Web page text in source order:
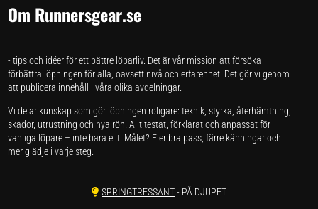
Om Runnersgear.se
- tips och idéer för ett bättre löparliv. Det är vår mission att försöka
förbättra löpningen för alla, oavsett nivå och erfarenhet. Det gör vi genom
att publicera innehåll i våra olika avdelningar.
Vi delar kunskap som gör löpningen roligare: teknik, styrka, återhämtning,
skador, utrustning och nya rön. Allt testat, förklarat och anpassat för
vanliga löpare – inte bara elit. Målet? Fler bra pass, färre känningar och
mer glädje i varje steg.
SPRINGTRESSANT- PÅ DJUPET